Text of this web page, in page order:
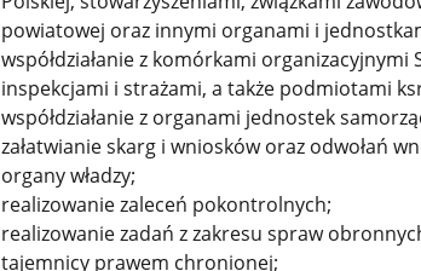
powiatowej oraz innymi organami i
współdziałanie z komórkami organizacyjnymi
inspekcjami i strażami, a także podmiotami
współdziałanie z organami jednostek
załatwianie skarg i wniosków oraz odwołań
organy władzy;
realizowanie zaleceń pokontrolnych;
realizowanie zadań z zakresu spraw
tajemnicy prawem chronionej;